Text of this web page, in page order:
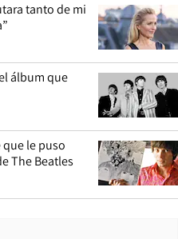
tanto de mi
álbum que
que le puso
The Beatles